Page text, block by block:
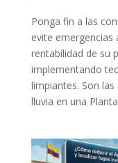
Ponga fin a las
evite emergencias
rentabilidad de su
implementando
limpiantes. Son
lluvia en una